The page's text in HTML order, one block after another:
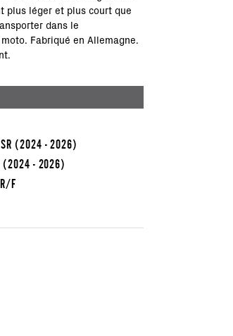
plus léger et plus court que
dans le
Fabriqué en Allemagne.
(2024 - 2026)
(2024 - 2026)
F